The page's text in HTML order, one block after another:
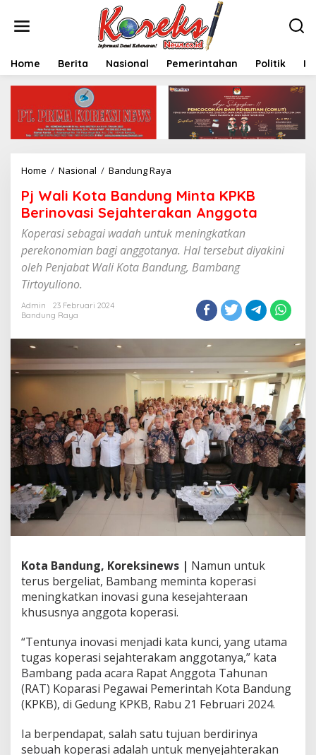
Home Berita Nasional Pemerintahan Politik
Home / Nasional / Bandung Raya
W
a
l
i
K
t
d
n
g
i
n
t
a
K
P
K
B
B
i
o
v
a
s
i
e
j
a
h
t
e
a
Pj Wali Kota Bandung Minta KPKB
Berinovasi Sejahterakan Anggota
Koperasi sebagai wadah untuk meningkatkan
perekonomian bagi anggotanya. Hal tersebut diyakini
oleh Penjabat Wali Kota Bandung, Bambang
Tirtoyuliono.
Admin
23 Februari 2024
Bandung Raya
Kota Bandung, Koreksinews | Namun untuk
terus bergeliat, Bambang meminta koperasi
meningkatkan inovasi guna kesejahteraan
khususnya anggota koperasi.
“Tentunya inovasi menjadi kata kunci, yang utama
tugas koperasi sejahterakam anggotanya,” kata
Bambang pada acara Rapat Anggota Tahunan
(RAT) Koparasi Pegawai Pemerintah Kota Bandung
(KPKB), di Gedung KPKB, Rabu 21 Februari 2024.
Ia berpendapat, salah satu tujuan berdirinya
sebuah koperasi adalah untuk menyejahterakan